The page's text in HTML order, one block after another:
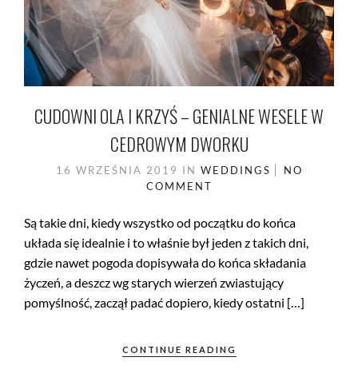
CUDOWNI OLA I KRZYŚ – GENIALNE WESELE W
CEDROWYM DWORKU
16 WRZEŚNIA 2019 IN WEDDINGS
NO
COMMENT
Są takie dni, kiedy wszystko od początku do końca
układa się idealnie i to właśnie był jeden z takich dni,
gdzie nawet pogoda dopisywała do końca składania
życzeń, a deszcz wg starych wierzeń zwiastujący
pomyślność, zaczął padać dopiero, kiedy ostatni […]
CONTINUE READING